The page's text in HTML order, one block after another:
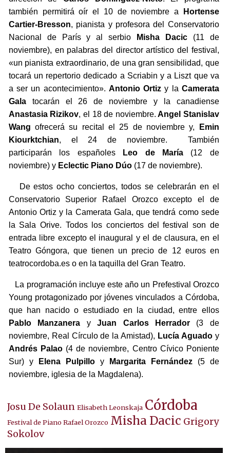
también permitirá oír el 10 de noviembre a
Hortense
Cartier-Bresson, pianista y profesora del Conservatorio
Nacional de París y al serbio
Misha Dacic (11 de
noviembre), en palabras del director artístico del festival,
«un pianista extraordinario, de una gran sensibilidad, que
tocará un repertorio dedicado a Scriabin y a Liszt que va
a ser un acontecimiento». Antonio Ortiz y la Camerata
Galatocarán el 26 de noviembre y la canadiense
Anastasia Rizikov, el 18 de noviembre. Angel Stanislav
Wang ofrecerá su recital el 25 de noviembre y,
Emin
Kiourktchian, el 24 de noviembre. También
participarán los españoles
Leo de María(12 de
noviembre) y Eclectic Piano Dúo(17 de noviembre).
De estos ocho conciertos, todos se celebrarán en el
Conservatorio Superior Rafael Orozco excepto el de
Antonio Ortiz y la Camerata Gala, que tendrá como sede
la Sala Orive. Todos los conciertos del festival son de
entrada libre excepto el inaugural y el de clausura, en el
Teatro Góngora, que tienen un precio de 12 euros en
teatrocordoba.es o en la taquilla del Gran Teatro.
La programación incluye este año un Prefestival Orozco
Young protagonizado por jóvenes vinculados a Córdoba,
que han nacido o estudiado en la ciudad, entre ellos
Pablo Manzanera yJuan Carlos Herrador(3 de
noviembre, Real Círculo de la Amistad), Lucía Aguadoy
Andrés Palao(4 de noviembre, Centro Cívico Poniente
Sur) y
Elena Pulpilloy Margarita Fernández(5 de
noviembre, iglesia de la Magdalena).
Josu De Solaun Elisabeth Leonskaja Córdoba
Festival de Piano Rafael Orozco Misha Dacic Grigory
Sokolov